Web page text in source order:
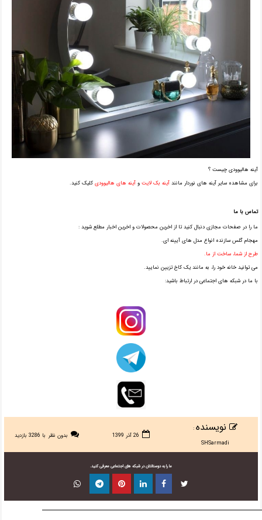
آینه هالیوودی چیست ؟
برای مشاهده سایر آینه های نوردار مانندآینه بک لایت وآینه های هالیوودی کلیک کنید.
تماس با ما
ما را در صفحات مجازی دنبال کنید تا از اخرین محصولات و اخرین اخبار مطلع شوید :
مهجام گلس سازنده انواع مدل های آیینه ای.
طرح از شما، ساخت از ما.
می توانید خانه خود را، به مانند یک کاخ تزیین نمایید.
با ما در شبکه های اجتماعی در ارتباط باشید:
نویسنده:
SHSarmadi
26 آذر 1399 بدون نظر با 3286 بازدید
ما را به دوستانتان در شبکه های اجتماعی معرفی کنید.